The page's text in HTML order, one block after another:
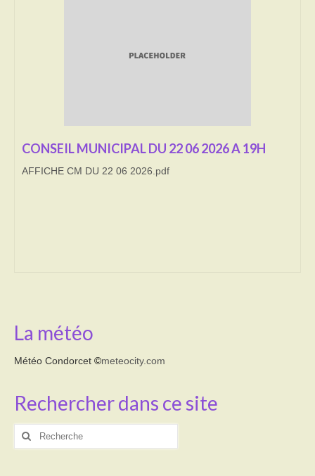
LE BRULAGE DES VEGETAUX
DECHETS VERTS
CONSEIL MUNICIPAL DU 22 06 2026 A 19H
AFFICHE CM DU 22 06 2026.pdf
La météo
Météo Condorcet ©meteocity.com
Rechercher dans ce site
Rechercher